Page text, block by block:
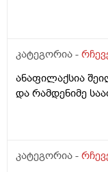
კატეგორია -
ანაფილაქსია
და რამდენიმე
კატეგორია -